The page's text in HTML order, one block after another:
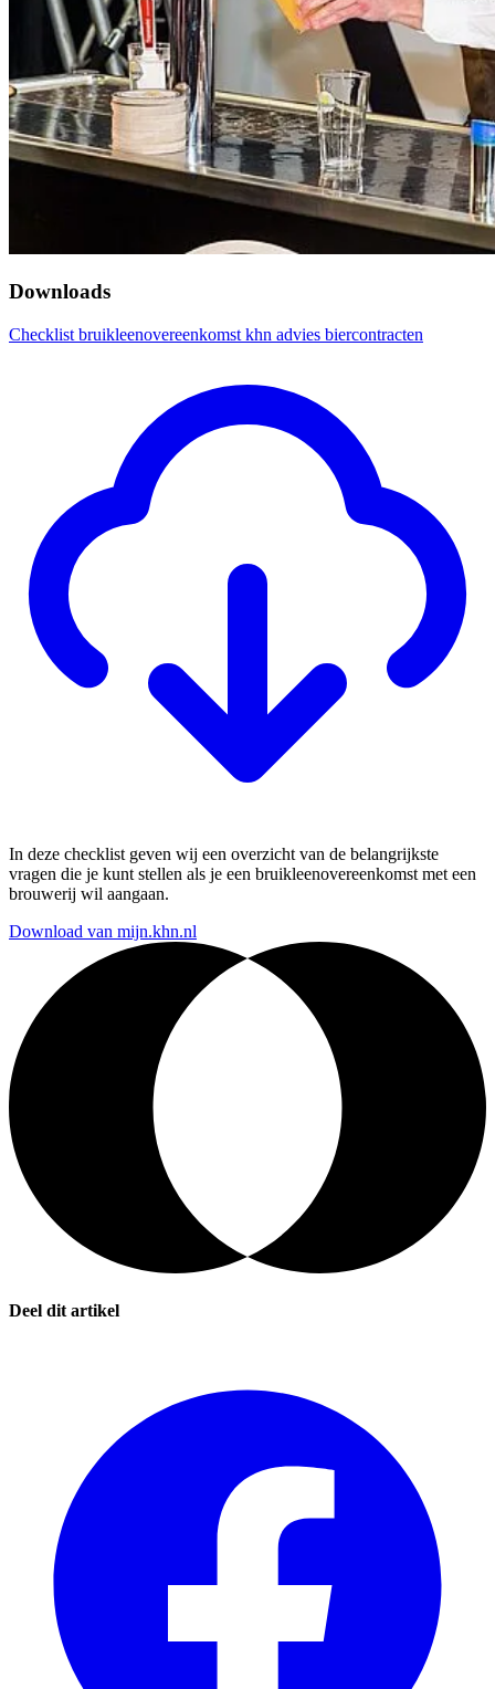
Downloads
Checklist bruikleenovereenkomst khn advies biercontracten
In deze checklist geven wij een overzicht van de belangrijkste
vragen die je kunt stellen als je een bruikleenovereenkomst met een
brouwerij wil aangaan.
Download van mijn.khn.nl
Deel dit artikel